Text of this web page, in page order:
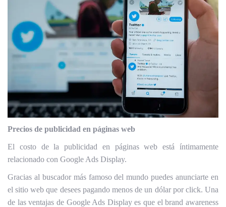
Precios de publicidad en páginas web
El costo de la publicidad en páginas web está íntimamente
relacionado con Google Ads Display.
Gracias al buscador más famoso del mundo puedes anunciarte en
el sitio web que desees pagando menos de un dólar por click. Una
de las ventajas de Google Ads Display es que el brand awareness